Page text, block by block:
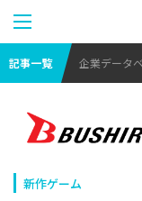
記事一覧 企業データ
新作ゲーム